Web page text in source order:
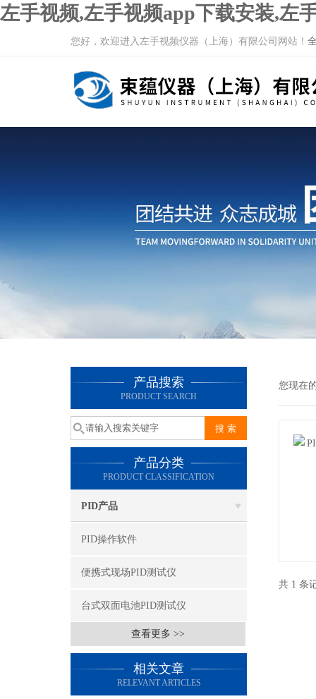
左手视频,左手视频app下载安装,左
您好，欢迎进入左手视频仪器（上海）有限公司网站！
产品搜索
PRODUCT SEARCH
产品分类
PRODUCT CLASSIFICATION
PID产品
PID操作软件
便携式现场PID测试仪
台式双面电池PID测试仪
查看更多 >>
相关文章
RELEVANT ARTICLES
您现在的
共 1 条